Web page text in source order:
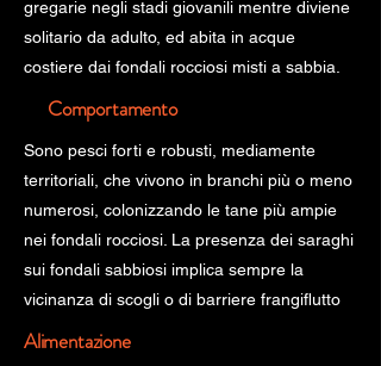
gregarie negli stadi giovanili mentre diviene
solitario da adulto, ed abita in acque
costiere dai fondali rocciosi misti a sabbia.
Comportamento
Sono pesci forti e robusti, mediamente
territoriali, che vivono in branchi più o meno
numerosi, colonizzando le tane più ampie
nei fondali rocciosi. La presenza dei saraghi
sui fondali sabbiosi implica sempre la
vicinanza di scogli o di barriere frangiflutto
Alimentazione